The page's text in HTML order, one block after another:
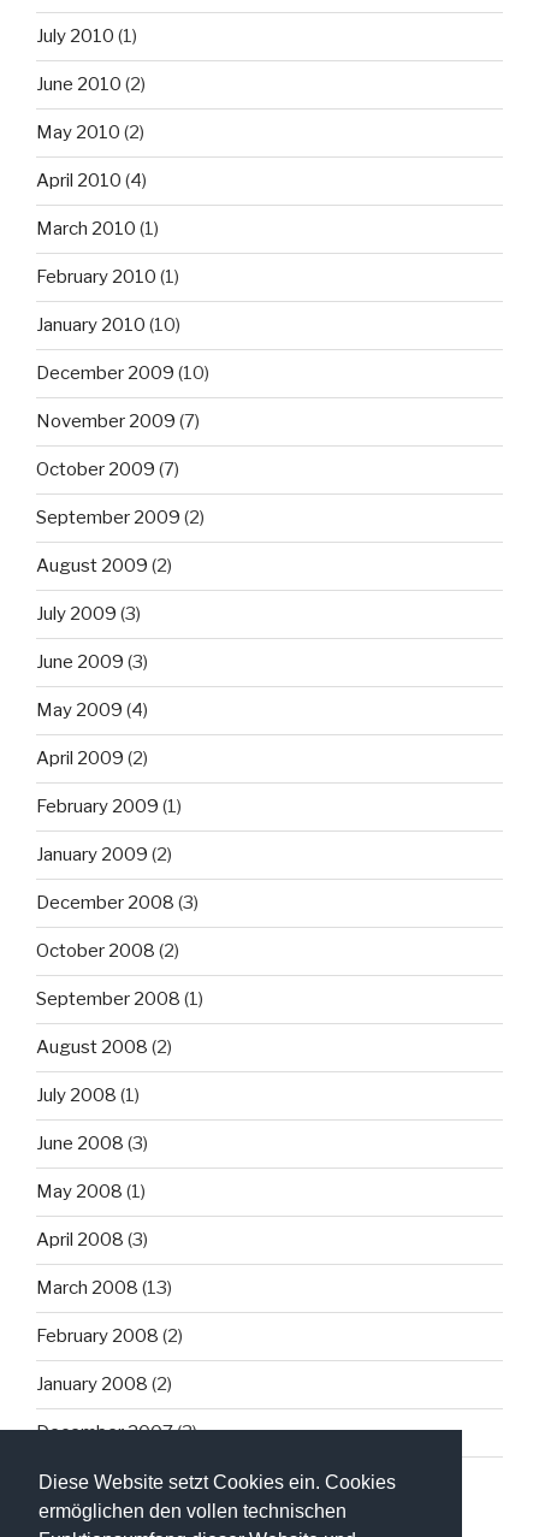
Diese Website setzt Cookies ein. Cookies
ermöglichen den vollen technischen
July 2010 (1)
June 2010 (2)
May 2010 (2)
April 2010 (4)
March 2010 (1)
February 2010 (1)
January 2010 (10)
December 2009 (10)
November 2009 (7)
October 2009 (7)
September 2009 (2)
August 2009 (2)
July 2009 (3)
June 2009 (3)
May 2009 (4)
April 2009 (2)
February 2009 (1)
January 2009 (2)
December 2008 (3)
October 2008 (2)
September 2008 (1)
August 2008 (2)
July 2008 (1)
June 2008 (3)
May 2008 (1)
April 2008 (3)
March 2008 (13)
February 2008 (2)
January 2008 (2)
December 2007(3)